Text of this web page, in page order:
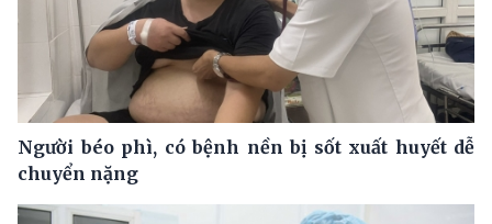
Người béo phì, có bệnh nền bị sốt xuất huyết dễ
chuyển nặng